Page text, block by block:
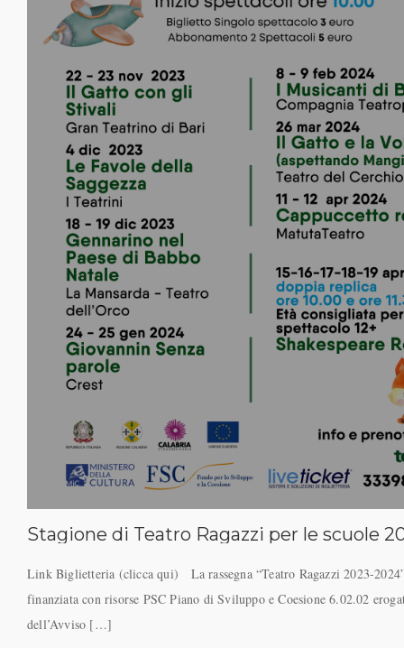
Stagione di Teatro Ragazzi per le scuole
Link Biglietteria (clicca qui) La rassegna “Teatro Ragazzi 2023-
finanziata con risorse PSC Piano di Sviluppo e Coesione 6.02.02
dell’Avviso […]